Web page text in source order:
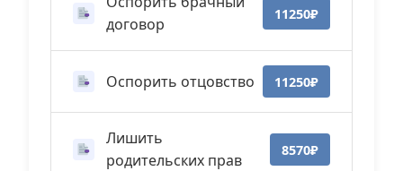
договор
11250₽
Оспорить отцовство 11250₽
Лишить
родительских прав
8570₽